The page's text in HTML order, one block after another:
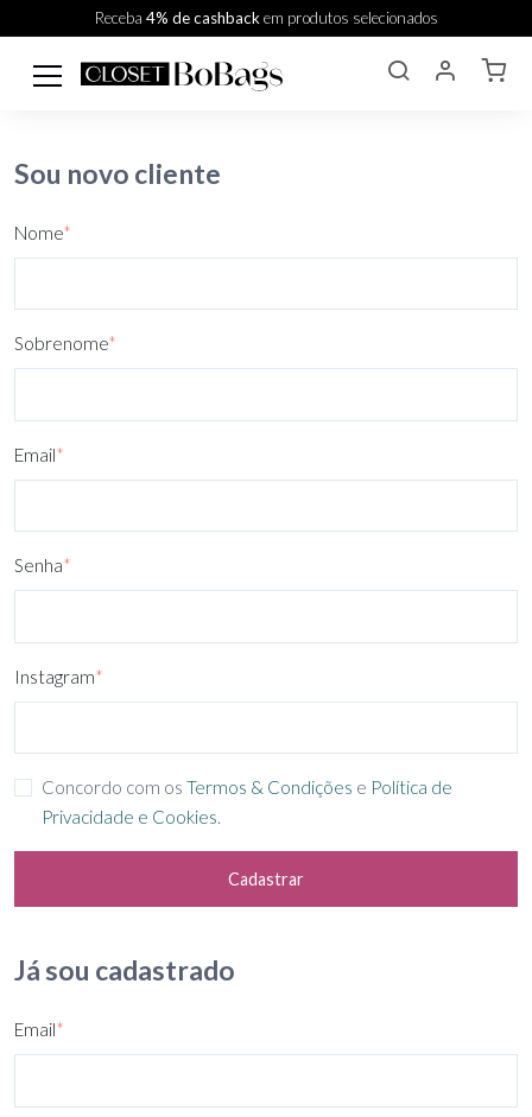
Receba 4% de cashbackem produtos selecionados
Sou novo cliente
Nome*
Sobrenome*
Email*
Senha*
Instagram*
Concordo com os Termos & Condições e Política de
Privacidade e Cookies.
Cadastrar
Já sou cadastrado
Email*